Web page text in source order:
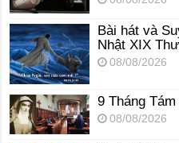
Bài hát và
Nhật XIX
08/08/2026
9 Tháng
08/08/2026